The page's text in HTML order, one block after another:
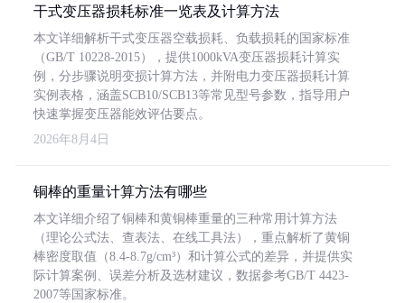
干式变压器损耗标准一览表及计算方法
本文详细解析干式变压器空载损耗、负载损耗的国家标准
（GB/T 10228-2015），提供1000kVA变压器损耗计算实
例，分步骤说明变损计算方法，并附电力变压器损耗计算
实例表格，涵盖SCB10/SCB13等常见型号参数，指导用户
快速掌握变压器能效评估要点。
2026年8月4日
铜棒的重量计算方法有哪些
本文详细介绍了铜棒和黄铜棒重量的三种常用计算方法
（理论公式法、查表法、在线工具法），重点解析了黄铜
棒密度取值（8.4-8.7g/cm³）和计算公式的差异，并提供实
际计算案例、误差分析及选材建议，数据参考GB/T 4423-
2007等国家标准。